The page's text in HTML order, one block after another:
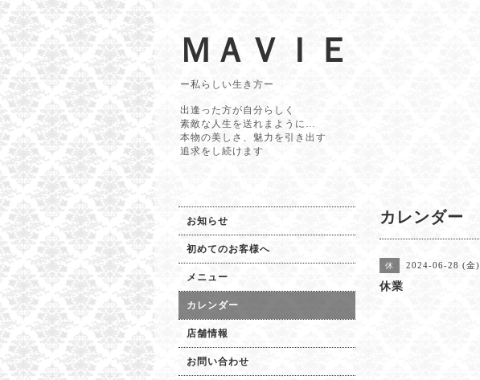
ＭＡＶＩＥ
ー私らしい生き方ー
出逢った方が自分らしく
素敵な人生を送れまように…
本物の美しさ、魅力を引き出す
追求をし続けます
カレンダー
休 2024-06-28 (金)
休業
お知らせ
初めてのお客様へ
メニュー
カレンダー
店舗情報
お問い合わせ